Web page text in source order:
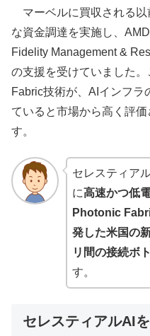
マーベルに買収される以
な資金調達を実施し、
Fidelity Management &
の支援を受けていました
Fabric技術が、AIインフラ
ていると市場から高く評
す。
セレスティア
に高速かつ低
Photonic
発した米国の
リ間の接続ボ
す。
セレスティアルAI